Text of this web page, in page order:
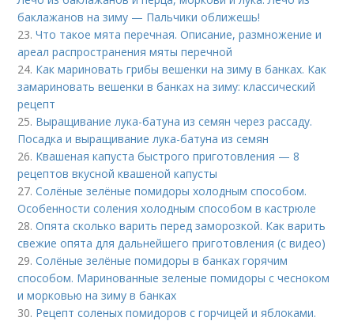
баклажанов на зиму — Пальчики оближешь!
23.Что такое мята перечная. Описание, размножение и
ареал распространения мяты перечной
24. Как мариновать грибы вешенки на зиму в банках. Как
замариновать вешенки в банках на зиму: классический
рецепт
25. Выращивание лука-батуна из семян через рассаду.
Посадка и выращивание лука-батуна из семян
26. Квашеная капуста быстрого приготовления — 8
рецептов вкусной квашеной капусты
27.Солёные зелёные помидоры холодным способом.
Особенности соления холодным способом в кастрюле
28.Опята сколько варить перед заморозкой. Как варить
свежие опята для дальнейшего приготовления (с видео)
29.Солёные зелёные помидоры в банках горячим
способом. Маринованные зеленые помидоры с чесноком
и морковью на зиму в банках
30. Рецепт соленых помидоров с горчицей и яблоками.